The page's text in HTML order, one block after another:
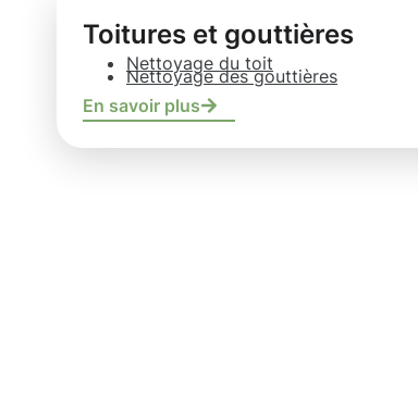
Toitures et gouttières
Nettoyage du toit
Nettoyage des gouttières
En savoir plus